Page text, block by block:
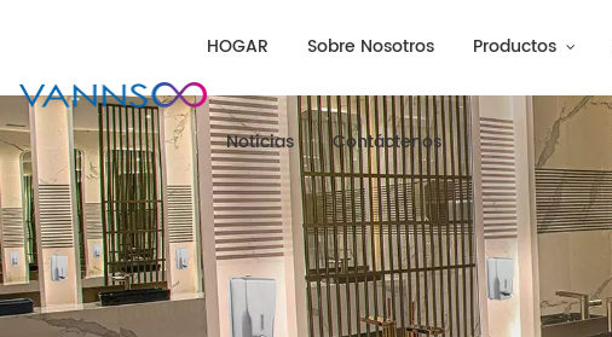
HOGAR Sobre Nosotros Productos
Noticias Contáctenos